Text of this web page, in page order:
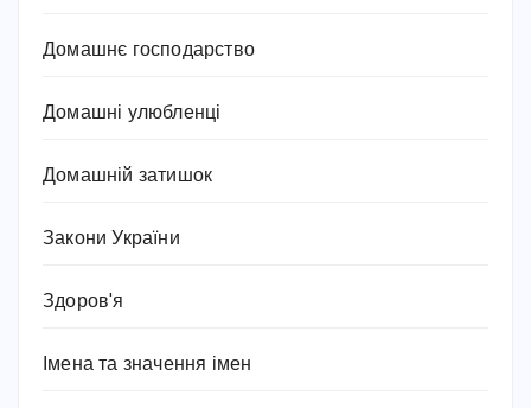
Домашнє господарство
Домашні улюбленці
Домашній затишок
Закони України
Здоров'я
Імена та значення імен